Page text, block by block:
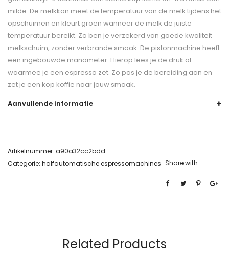
milde. De melkkan meet de temperatuur van de melk tijdens het
opschuimen en kleurt groen wanneer de melk de juiste
temperatuur bereikt. Zo ben je verzekerd van goede kwaliteit
melkschuim, zonder verbrande smaak. De pistonmachine heeft
een ingebouwde manometer. Hierop lees je de druk af
waarmee je een espresso zet. Zo pas je de bereiding aan en
zet je een kop koffie naar jouw smaak.
Aanvullende informatie
Artikelnummer: a90a32cc2bdd
Categorie: halfautomatische espressomachines Share with
Related Products